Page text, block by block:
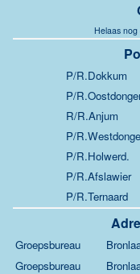
Helaas
P/R.Dokkum
P/
R/R.Anjum
P/
P/R.Holwerd.
P/R.Afslawier
P/R.Ternaard
Groepsbureau
Groepsbureau